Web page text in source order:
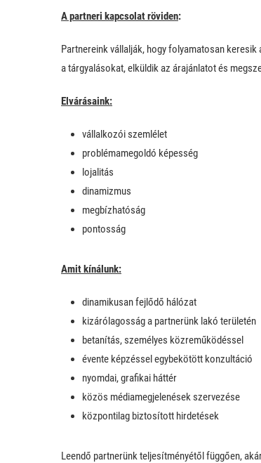
A partneri kapcsolat röviden:
Partnereink vállalják, hogy folyamatosan
a tárgyalásokat, elküldik az árajánlatot és
Elvárásaink:
vállalkozói szemlélet
problémamegoldó képesség
lojalitás
dinamizmus
megbízhatóság
pontosság
Amit kínálunk:
dinamikusan fejlődő hálózat
kizárólagosság a partnerünk lakó területén
betanítás, személyes közreműködéssel
évente képzéssel egybekötött konzultáció
nyomdai, grafikai háttér
közös médiamegjelenések szervezése
központilag biztosított hirdetések
Leendő partnerünk teljesítményétől függően,